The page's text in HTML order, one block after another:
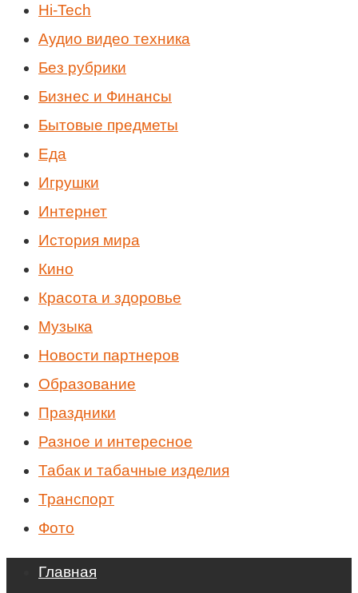
Hi-Tech
Аудио видео техника
Без рубрики
Бизнес и Финансы
Бытовые предметы
Еда
Игрушки
Интернет
История мира
Кино
Красота и здоровье
Музыка
Новости партнеров
Образование
Праздники
Разное и интересное
Табак и табачные изделия
Транспорт
Фото
Главная